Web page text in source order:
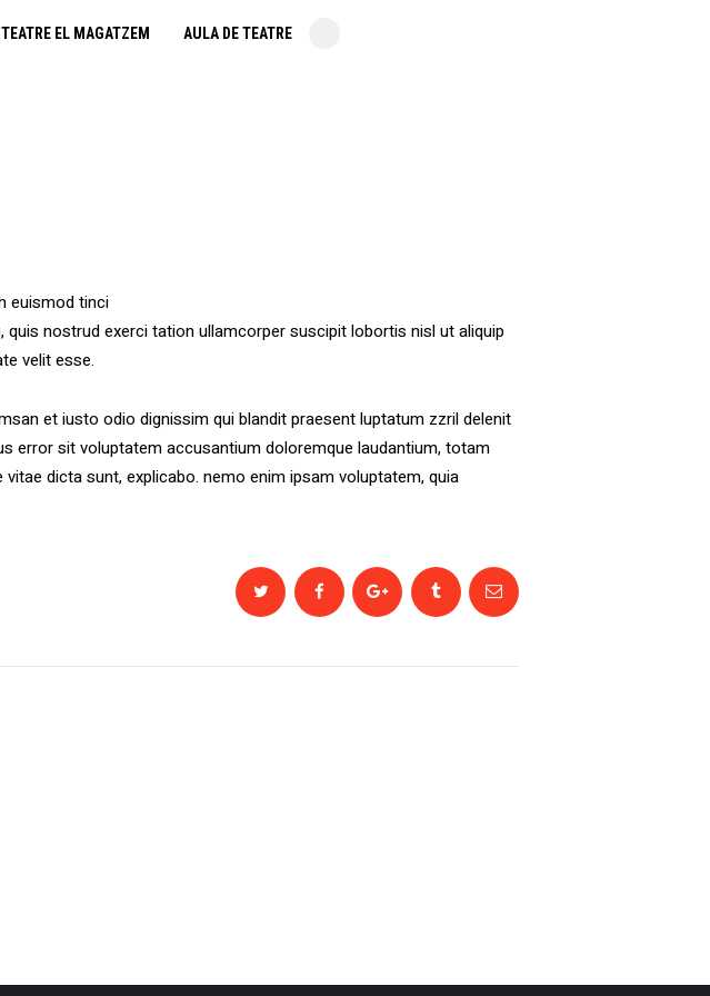
TEATRE EL MAGATZEM AULA DE TEATRE
euismod tinci
nostrud exerci tation ullamcorper suscipit lobortis nisl ut aliquip
velit esse.
et iusto odio dignissim qui blandit praesent luptatum zzril delenit
error sit voluptatem accusantium doloremque laudantium, totam
dicta sunt, explicabo. nemo enim ipsam voluptatem, quia